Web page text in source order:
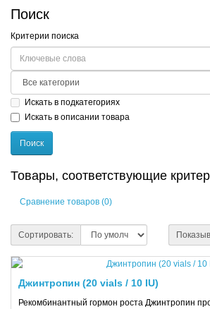
Поиск
Критерии поиска
Искать в подкатегориях
Искать в описании товара
Товары, соответствующие
Сравнение товаров (0)
Сортировать:
Джинтропин (20 vials / 10 IU)
Рекомбинантный гормон роста Джинтропин